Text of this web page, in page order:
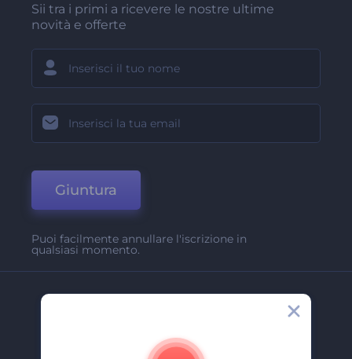
Sii tra i primi a ricevere le nostre ultime
novità e offerte
Giuntura
Puoi facilmente annullare l'iscrizione in
qualsiasi momento.